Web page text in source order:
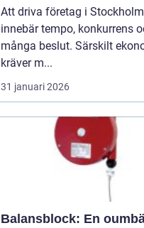
Att driva företag i Stockholm
innebär tempo, konkurrens
många beslut. Särskilt
kräver m...
31 januari 2026
Balansblock: En